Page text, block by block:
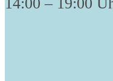
14:00 – 19:00